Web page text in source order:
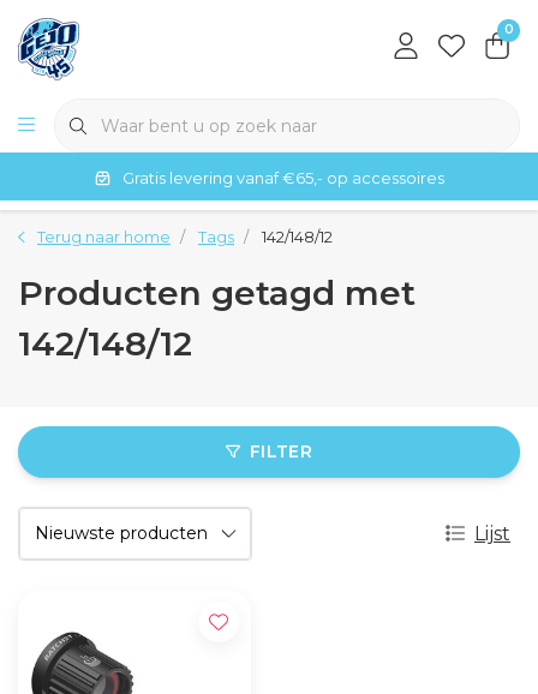
0
Gratis levering vanaf €65,- op accessoires
Terug naar home Tags 142/148/12
Producten getagd met
142/148/12
FILTER
Lijst